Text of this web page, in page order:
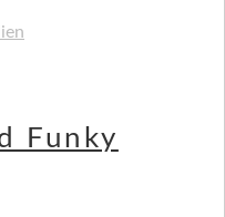
Funky